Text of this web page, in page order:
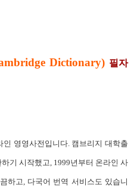
Dictionary) 필자
영영사전입니다. 캠브리지 대학출
기 시작했고, 1999년부터 온라인 사
하고, 다국어 번역 서비스도 있습니